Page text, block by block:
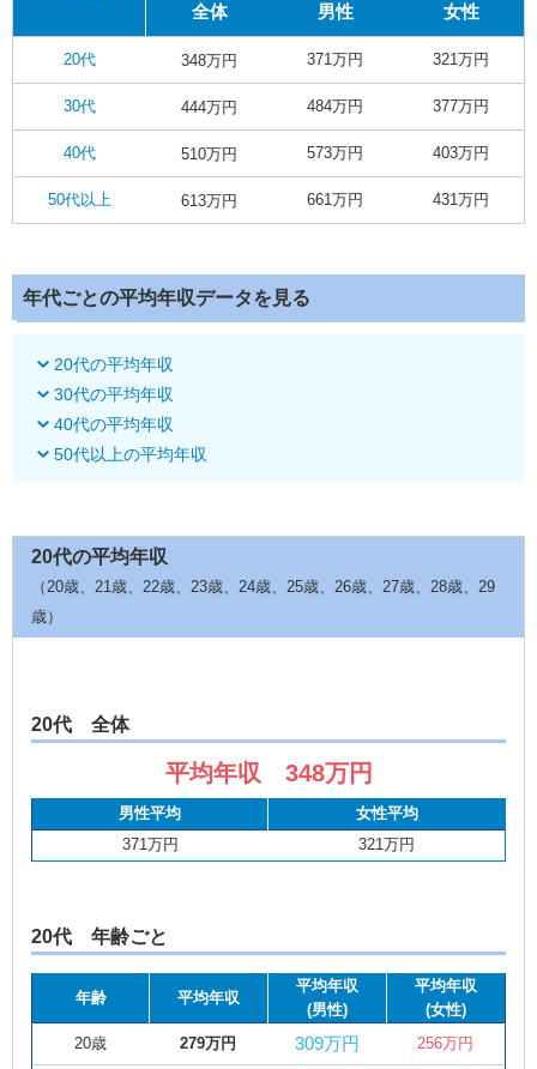
全体 男性 女性
20代 348万円 371万円 321万円
30代 444万円 484万円 377万円
40代 510万円 573万円 403万円
50代以上 613万円 661万円 431万円
年代ごとの平均年収データを見る
20代の平均年収
30代の平均年収
40代の平均年収
50代以上の平均年収
20代の平均年収
（20歳、21歳、22歳、23歳、24歳、25歳、26歳、27歳、28歳、29
歳）
20代 全体
平均年収 348万円
男性平均
女性平均
371万円
321万円
20代 年齢ごと
年齢 平均年収
平均年収
(男性)
平均年収
(女性)
20歳
279万円 309万円 256万円